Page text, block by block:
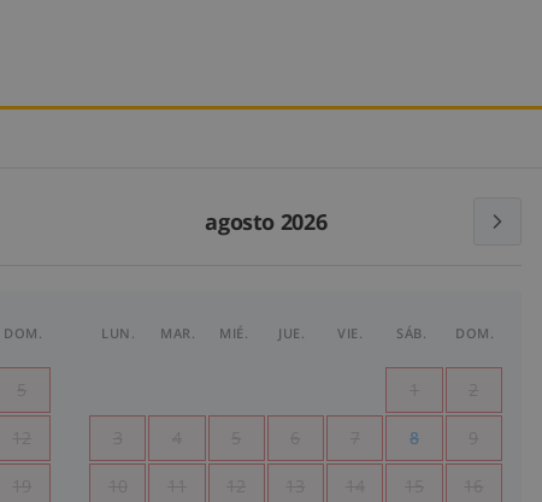
agosto 2026
DOM.
5
12
19
LUN. MAR. MIÉ. JUE. VIE. SÁB. DOM.
1 2
3 4 5 6 7 8 9
10 11 12 13 14 15 16